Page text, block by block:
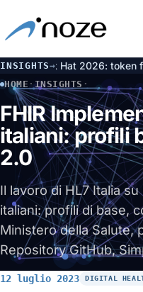
INSIGHTS→
2026: token forgiati,
HOME ·INSIGHTS ·
FHIR IMPLEMENTATION
FHIR
italiani: profili
2.0
Il lavoro di HL7 Italia
italiani: profili di base,
Ministero della Salute,
Repository GitHub,
12 luglio 2023 DIGITAL